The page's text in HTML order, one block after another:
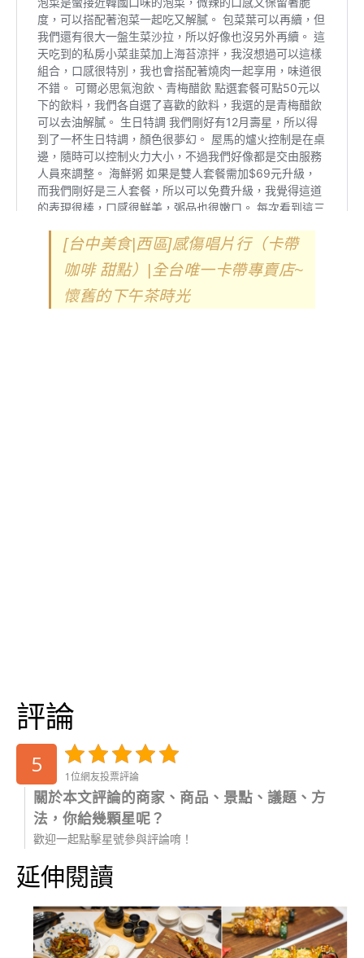
[台中美食|西區]感傷唱片行（卡帶
咖啡 甜點）|全台唯一卡帶專賣店~
懷舊的下午茶時光
評論
5 1位網友投票評論
關於本文評論的商家、商品、景點、議題、方
法，你給幾顆星呢？
歡迎一起點擊星號參與評論唷！
延伸閱讀